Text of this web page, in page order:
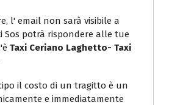
l' email non sarà visibile a
Sos potrà rispondere alle tue
Taxi Ceriano Laghetto- Taxi
il costo di un tragitto è un
e immediatamente